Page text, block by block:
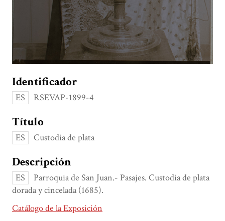
Identificador
ES RSEVAP-1899-4
Título
ES Custodia de plata
Descripción
ES
Parroquia de San Juan.- Pasajes. Custodia de plata
dorada y cincelada (1685).
Catálogo de la Exposición